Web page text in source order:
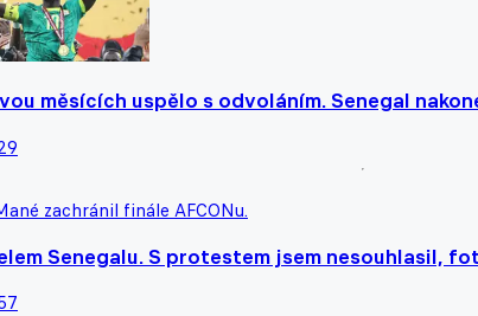
měsících uspělo s odvoláním. Senegal
Senegalu. S protestem jsem nesouhlasil,